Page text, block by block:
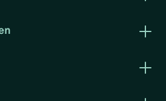
konferensen